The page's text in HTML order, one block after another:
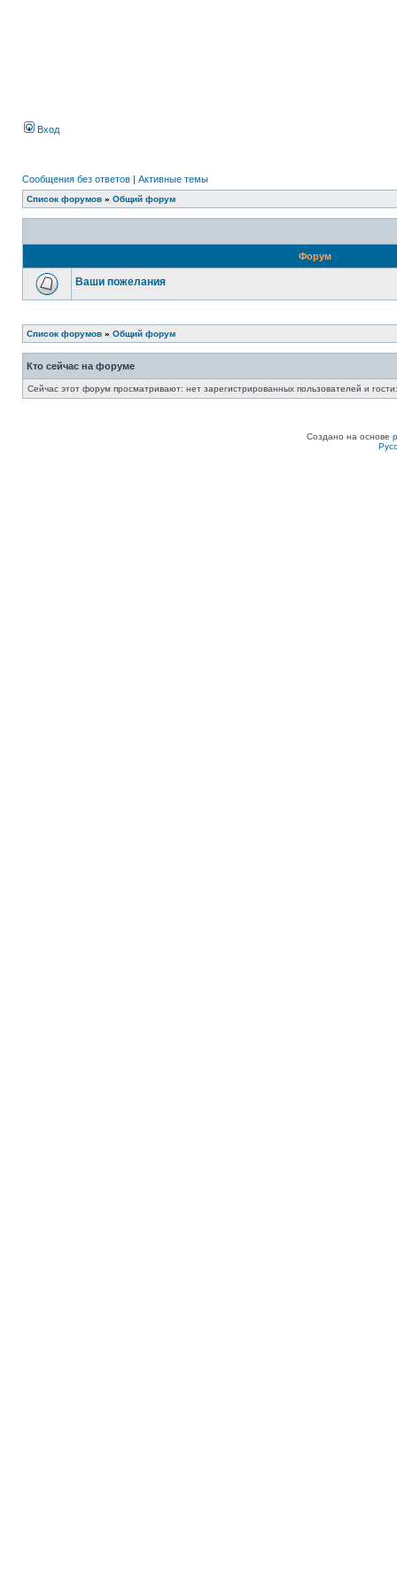
Вход
Сообщения без ответов | Активные темы
Список форумов » Общий форум
Форум
Ваши пожелания
Список форумов » Общий форум
Кто сейчас на форуме
Сейчас этот форум просматривают: нет зарегистрированных пользователей и
Создано на основе